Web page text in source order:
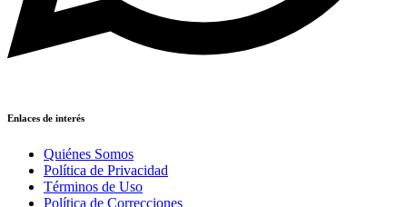
Enlaces de interés
Quiénes Somos
Política de Privacidad
Términos de Uso
Política de Correcciones